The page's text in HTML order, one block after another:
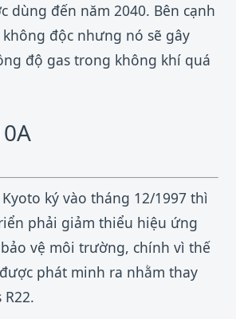
dùng đến năm 2040. Bên cạnh
độc nhưng nó sẽ gây
độ gas trong không khí quá
ký vào tháng 12/1997 thì
phải giảm thiểu hiệu ứng
vệ môi trường, chính vì thế
phát minh ra nhằm thay